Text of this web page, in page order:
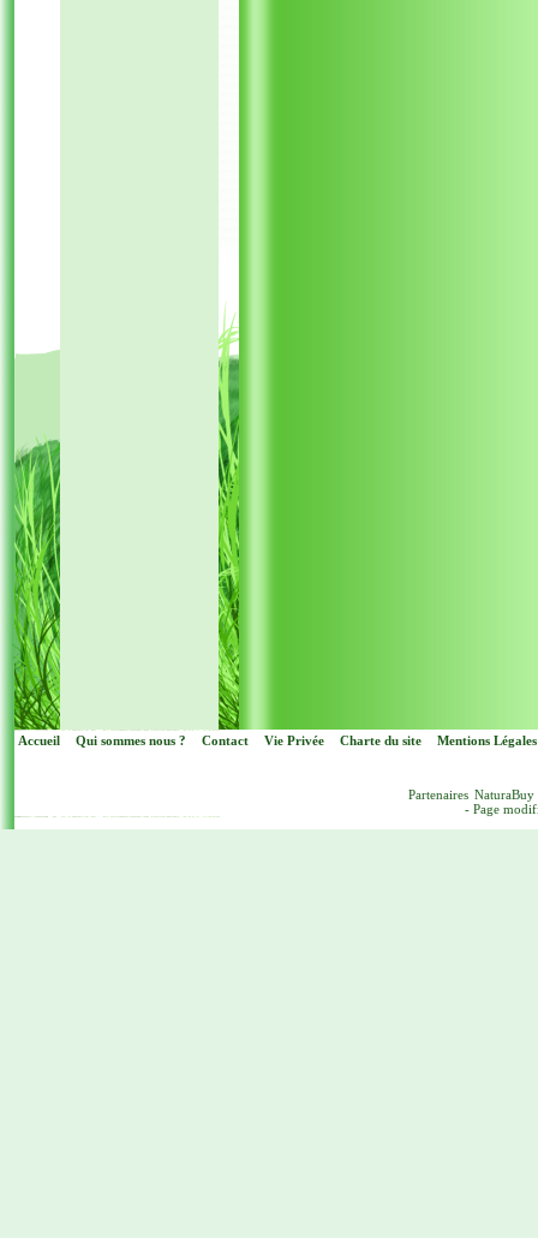
Accueil Qui sommes nous ? Contact Vie Privée Charte du site Mentions Légales
Partenaires NaturaBuy
- Page